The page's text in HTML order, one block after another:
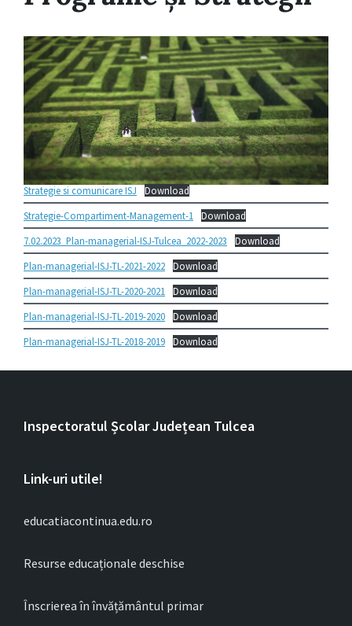
Strategie si comunicare ISJ
Download
Strategie-Compartiment-Management-1
Download
7.02.2023_Plan-managerial-ISJ-Tulcea_2022-2023
Download
Plan-managerial-ISJ-TL-2021-2022
Download
Plan-managerial-ISJ-TL-2020-2021
Download
Plan-managerial-ISJ-TL-2019-2020
Download
Plan-managerial-ISJ-TL-2018-2019
Download
Inspectoratul Școlar Județean Tulcea
Link-uri utile!
educatiacontinua.edu.ro
Resurse educaționale deschise
Înscrierea în învățământul primar